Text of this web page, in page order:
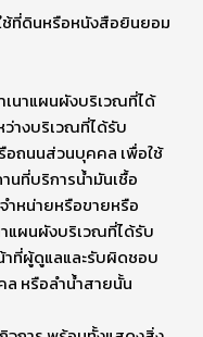
ช้ที่ดินหรือหนังสือยินยอม
นาแผนผังบริเวณที่ได้
างบริเวณที่ได้รับ
ถนนส่วนบุคคล เพื่อใช้
นที่บริการน้ำมันเชื้อ
ำหน่ายหรือขายหรือ
แผนผังบริเวณที่ได้รับ
าที่ผู้ดูแลและรับผิดชอบ
หรือลำน้ำสายนั้น